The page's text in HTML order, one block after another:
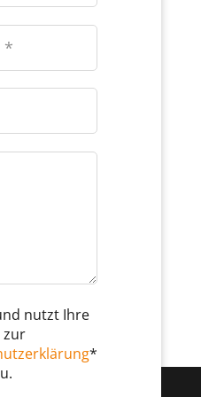
nutzt Ihre
zur
*